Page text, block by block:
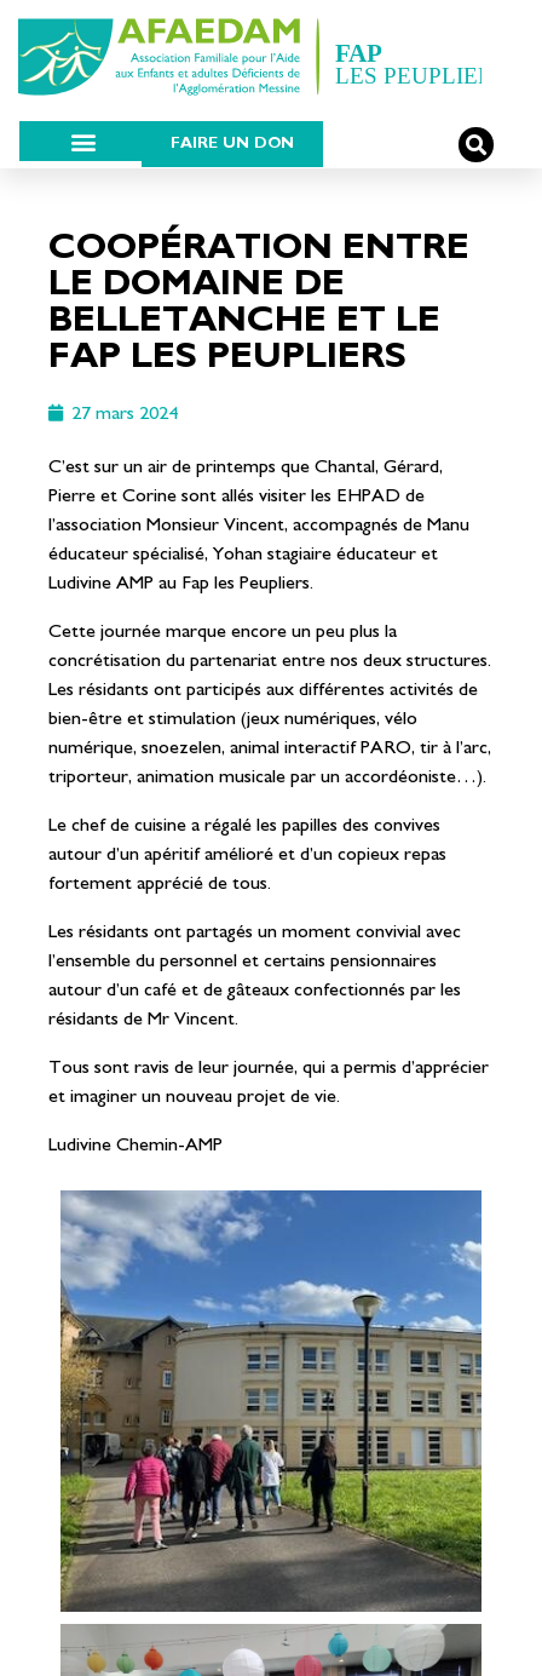
FAIRE UN DON
COOPÉRATION ENTRE
LE DOMAINE DE
BELLETANCHE ET LE
FAP LES PEUPLIERS
27 mars 2024
C’est sur un air de printemps que Chantal, Gérard,
Pierre et Corine sont allés visiter les EHPAD de
l’association Monsieur Vincent, accompagnés de Manu
éducateur spécialisé, Yohan stagiaire éducateur et
Ludivine AMP au Fap les Peupliers.
Cette journée marque encore un peu plus la
concrétisation du partenariat entre nos deux structures.
Les résidants ont participés aux différentes activités de
bien-être et stimulation (jeux numériques, vélo
numérique, snoezelen, animal interactif PARO, tir à l’arc,
triporteur, animation musicale par un accordéoniste…).
Le chef de cuisine a régalé les papilles des convives
autour d’un apéritif amélioré et d’un copieux repas
fortement apprécié de tous.
Les résidants ont partagés un moment convivial avec
l’ensemble du personnel et certains pensionnaires
autour d’un café et de gâteaux confectionnés par les
résidants de Mr Vincent.
Tous sont ravis de leur journée, qui a permis d’apprécier
et imaginer un nouveau projet de vie.
Ludivine Chemin-AMP